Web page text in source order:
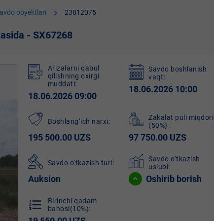
obyektlari chevron_right 23812075
- SX67268
Arizalarni qabul
qilishning oxirgi
muddati:
18.06.2026 09:00
Savdo boshlanish
vaqti:
18.06.2026 10:00
Boshlang‘ich narxi:
195 500.00 UZS
Zakalat puli miqdori
(50%) :
97 750.00 UZS
Savdo o‘tkazish turi:
Auksion
Savdo o‘tkazish
uslubi:
Oshirib borish
format_list_numbered
Birinchi qadam
bahosi(10%):